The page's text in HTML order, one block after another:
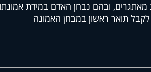
מאתגרים, ובהם נבחן האדם במידת
תואר ראשון במבחן האמונה